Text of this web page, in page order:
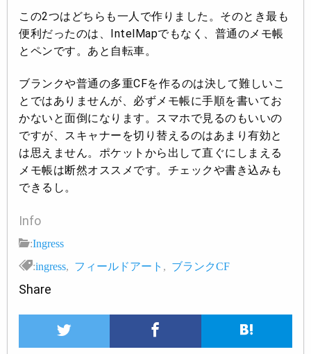
この2つはどちらも一人で作りました。そのとき最も
便利だったのは、IntelMapでもなく、普通のメモ帳
とペンです。あと自転車。
ブランクや普通の多重CFを作るのは決して難しいこ
とではありませんが、必ずメモ帳に手順を書いてお
かないと面倒になります。スマホで見るのもいいの
ですが、スキャナーを切り替えるのはあまり有効と
は思えません。ポケットから出して直ぐにしまえる
メモ帳は断然オススメです。チェックや書き込みも
できるし。
Info
:Ingress
:ingress フィールドアート ブランクCF
Share